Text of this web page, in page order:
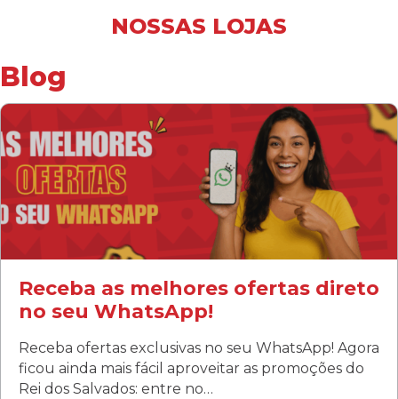
NOSSAS LOJAS
Blog
Receba as melhores ofertas direto
no seu WhatsApp!
Receba ofertas exclusivas no seu WhatsApp! Agora
ficou ainda mais fácil aproveitar as promoções do
Rei dos Salvados: entre no…